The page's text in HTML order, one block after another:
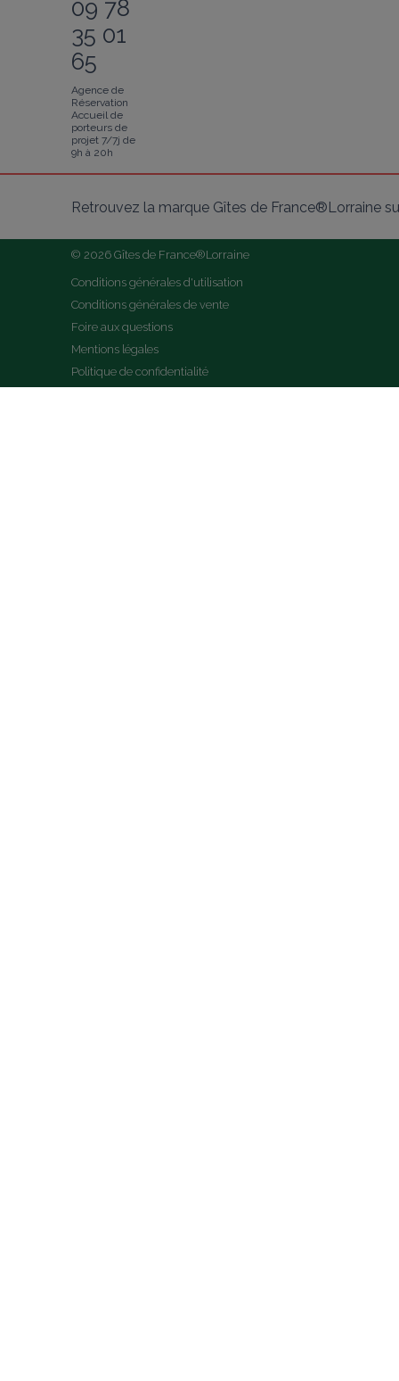
09 78
35 01
65
Agence de
Réservation
Accueil de
porteurs de
projet 7/7j de
9h à 20h
Retrouvez la marque Gîtes de France®Lorraine
© 2026 Gîtes de France®Lorraine
Conditions générales d'utilisation
Conditions générales de vente
Foire aux questions
Mentions légales
Politique de confidentialité